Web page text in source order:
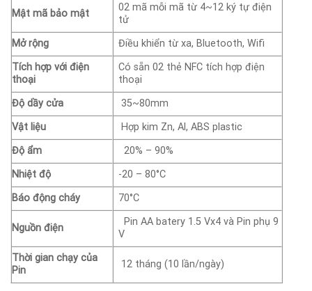
Mật mã bảo mật
02 mã mỗi mã từ 4~12 ký tự điện
tử
Mở rộng
Điều khiển từ xa, Bluetooth, Wifi
Tích hợp với điện
thoại
Có sẵn 02 thẻ NFC tích hợp điện
thoại
Độ dầy cửa
35~80mm
Vật liệu
Hợp kim Zn, Al, ABS plastic
Độ ẩm
20% – 90%
Nhiệt độ
-20 – 80°C
Báo động cháy
70°C
Nguồn điện
Pin AA batery 1.5 Vx4 và Pin phụ 9
V
Thời gian chạy của
Pin
12 tháng (10 lần/ngày)